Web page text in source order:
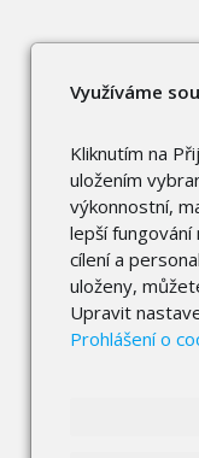
Využíváme
Kliknutím na
uložením
výkonnostní,
lepší
cílení a
uloženy,
Upravit
Prohlášení o